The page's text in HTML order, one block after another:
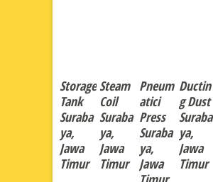
Storage
Tank
Suraba
ya,
Jawa
Timur
Steam
Coil
Suraba
ya,
Jawa
Timur
Pneum
atici
Press
Suraba
ya,
Jawa
Ductin
g Dust
Suraba
ya,
Jawa
Timur